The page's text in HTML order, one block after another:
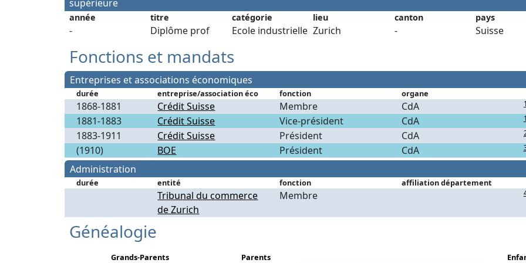
supérieure
année titre catégorie lieu canton pays
- Diplôme prof Ecole industrielle Zurich - Suisse
Fonctions et mandats
Entreprises et associations économiques
durée entreprise/association éco fonction organe
1868-1881 Crédit Suisse Membre CdA 1
1881-1883 Crédit Suisse Vice-président CdA 1
1883-1911 Crédit Suisse Président CdA
(1910) BOE Président CdA
Administration
durée entité fonction affiliation département
Tribunal du commerce
de Zurich
Membre
Généalogie
Grands-Parents Parents